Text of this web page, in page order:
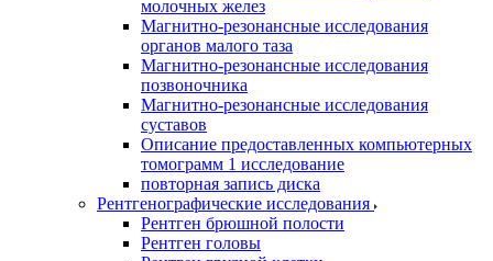
молочных желез
Магнитно-резонансные исследования
органов малого таза
Магнитно-резонансные исследования
позвоночника
Магнитно-резонансные исследования
суставов
Описание предоставленных компьютерных
томограмм 1 исследование
повторная запись диска
Рентгенографические исследования
Рентген брюшной полости
Рентген головы